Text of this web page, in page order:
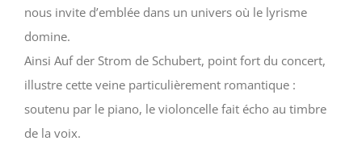
nous invite d’emblée dans un univers où le lyrisme
domine.
Ainsi Auf der Strom de Schubert, point fort du concert,
illustre cette veine particulièrement romantique :
soutenu par le piano, le violoncelle fait écho au timbre
de la voix.